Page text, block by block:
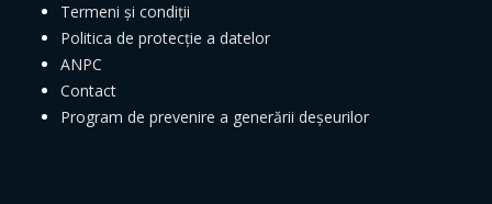
Termeni și condiții
Politica de protecție a datelor
ANPC
Contact
Program de prevenire a generării deșeurilor